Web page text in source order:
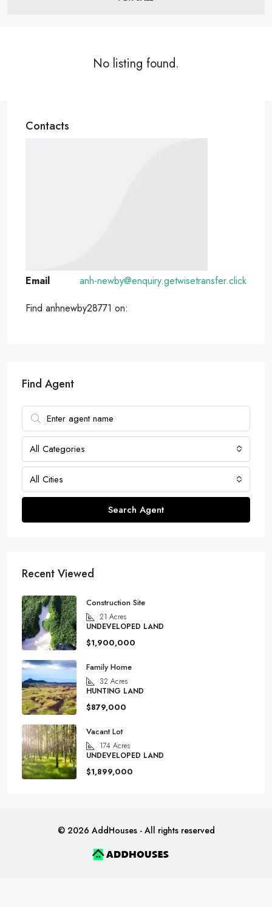
No listing found.
Contacts
Email
anh-newby@enquiry.getwisetransfer.click
Find anhnewby28771 on:
Find Agent
All Categories
All Cities
Search Agent
Recent Viewed
Construction Site
21 Acres
UNDEVELOPED LAND
$1,900,000
Family Home
32 Acres
HUNTING LAND
$879,000
Vacant Lot
174 Acres
UNDEVELOPED LAND
$1,899,000
© 2026 AddHouses - All rights reserved